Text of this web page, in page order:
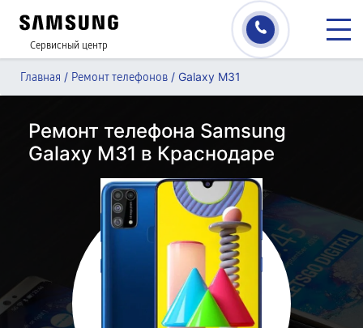
Сервисный центр
Главная / Ремонт телефонов / Galaxy M31
Ремонт телефона Samsung
Galaxy M31 в Краснодаре